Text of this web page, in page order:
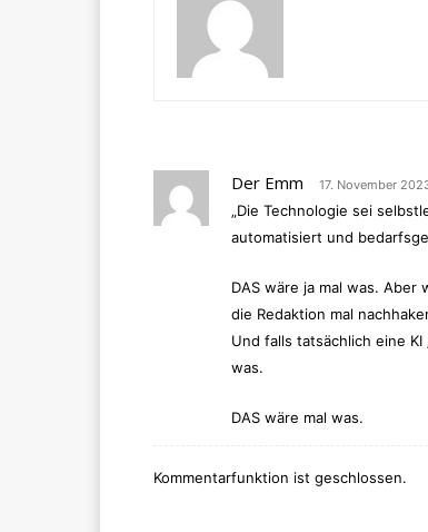
Der Emm 17. November
„Die Technologie sei
automatisiert und
DAS wäre ja mal was. Aber
die Redaktion mal
Und falls tatsächlich eine
was.
DAS wäre mal was.
Kommentarfunktion ist geschlossen.